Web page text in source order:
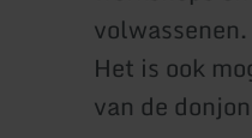
volwassenen.
Het is ook
van de